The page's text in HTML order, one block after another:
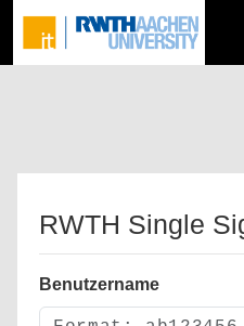
RWTH Single
Benutzername